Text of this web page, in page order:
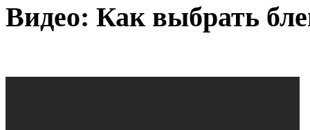
Видео: Как выбрать